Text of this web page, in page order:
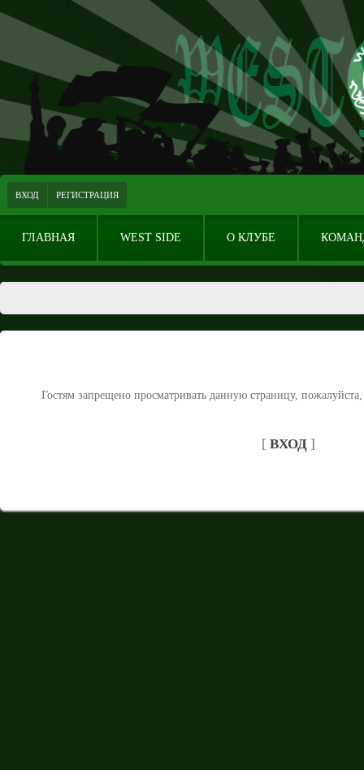
ВХОД РЕГИСТРАЦИЯ
ГЛАВНАЯ WEST SIDE О КЛУБЕ
Гостям запрещено просматривать данную страницу,
[ ВХОД ]